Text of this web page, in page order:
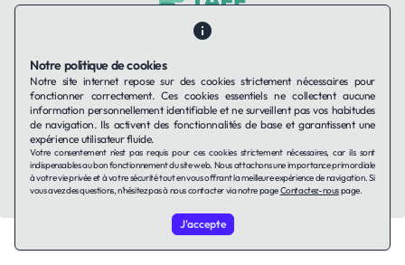
Politique de confidentialité
Politique de cookies
© 2026 TAFFin.Tech. Tous droits réservés.
Notre politique de cookies
Notre site internet repose sur des cookies strictement nécessaires pour
fonctionner correctement. Ces cookies essentiels ne collectent aucune
information personnellement identifiable et ne surveillent pas vos habitudes
de navigation. Ils activent des fonctionnalités de base et garantissent une
expérience utilisateur fluide.
Votre consentement n'est pas requis pour ces cookies strictement nécessaires, car ils sont
indispensables au bon fonctionnement du site web. Nous attachons une importance primordiale
à votre vie privée et à votre sécurité tout en vous offrant la meilleure expérience de navigation. Si
vous avez des questions, n'hésitez pas à nous contacter via notre pageContactez-nouspage.
J'accepte